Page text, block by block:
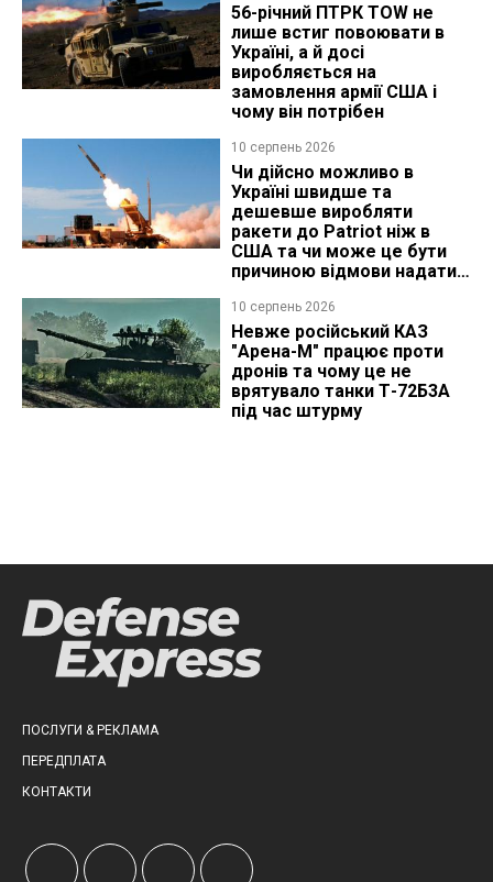
56-річний ПТРК TOW не
лише встиг повоювати в
Україні, а й досі
виробляється на
замовлення армії США і
чому він потрібен
10 серпень 2026
Чи дійсно можливо в
Україні швидше та
дешевше виробляти
ракети до Patriot ніж в
США та чи може це бути
причиною відмови надати
10 серпень 2026
Невже російський КАЗ
"Арена-М" працює проти
дронів та чому це не
врятувало танки Т-72Б3А
під час штурму
ПОСЛУГИ & РЕКЛАМА
ПЕРЕДПЛАТА
КОНТАКТИ